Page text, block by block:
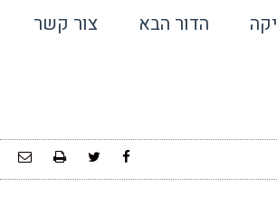
הדור הבא צור קשר